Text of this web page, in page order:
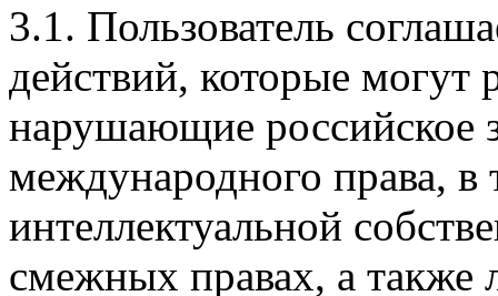
3.1. Пользователь
действий, которые могут
нарушающие российское
международного права, в
интеллектуальной
смежных правах, а также